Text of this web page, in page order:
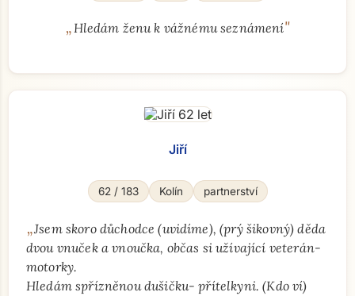
„Hledám ženu k vážnému seznámení"
Jiří
62 / 183 Kolín partnerství
„Jsem skoro důchodce (uvidíme), (prý šikovný) děda
dvou vnuček a vnoučka, občas si užívající veterán-
motorky.
Hledám spřízněnou dušičku- přítelkyni. (Kdo ví)